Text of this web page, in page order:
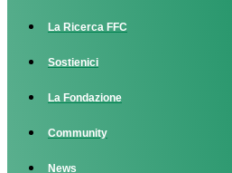
La Ricerca FFC
Sostienici
La Fondazione
Community
News